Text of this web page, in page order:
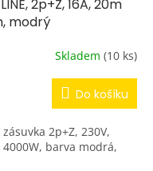
2p+Z, 16A, 20m
modrý
Skladem (10 ks)
Do košíku
2p+Z, 230V,
4000W, barva modrá,